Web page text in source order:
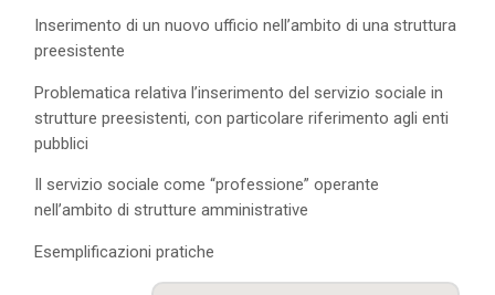
Inserimento di un nuovo ufficio nell’ambito di una struttura
preesistente
Problematica relativa l’inserimento del servizio sociale in
strutture preesistenti, con particolare riferimento agli enti
pubblici
Il servizio sociale come “professione” operante
nell’ambito di strutture amministrative
Esemplificazioni pratiche